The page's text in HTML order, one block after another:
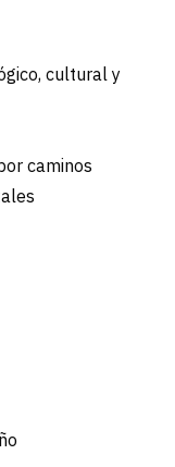
cultural y
caminos